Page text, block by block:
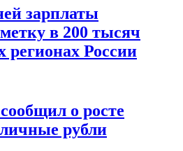
зарплаты
в 200 тысяч
регионах России
о росте
рубли